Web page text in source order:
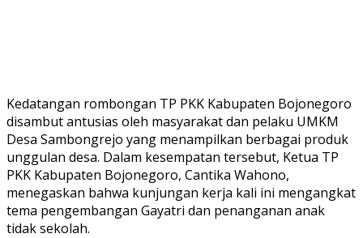
Kedatangan rombongan TP PKK Kabupaten Bojonegoro
disambut antusias oleh masyarakat dan pelaku UMKM
Desa Sambongrejo yang menampilkan berbagai produk
unggulan desa. Dalam kesempatan tersebut, Ketua TP
PKK Kabupaten Bojonegoro, Cantika Wahono,
menegaskan bahwa kunjungan kerja kali ini mengangkat
tema pengembangan Gayatri dan penanganan anak
tidak sekolah.